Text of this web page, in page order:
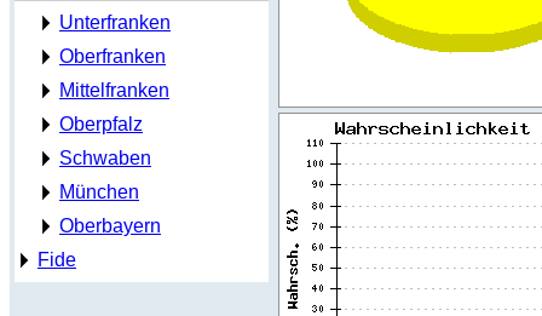
Unterfranken
Oberfranken
Mittelfranken
Oberpfalz
Schwaben
München
Oberbayern
Fide